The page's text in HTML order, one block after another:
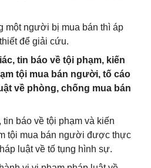
một người bị mua bán thì áp
để giải cứu.
tin báo về tội phạm, kiến
tội mua bán người, tố cáo
về phòng, chống mua bán
báo về tội phạm và kiến
tội mua bán người được thực
luật về tố tụng hình sự.